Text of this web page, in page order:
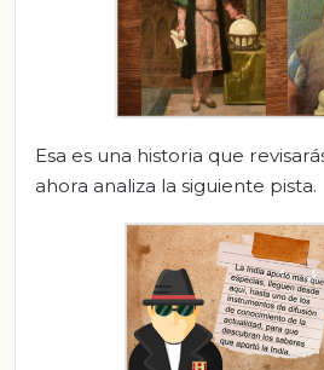
Esa es una historia que
ahora analiza la siguiente pista.